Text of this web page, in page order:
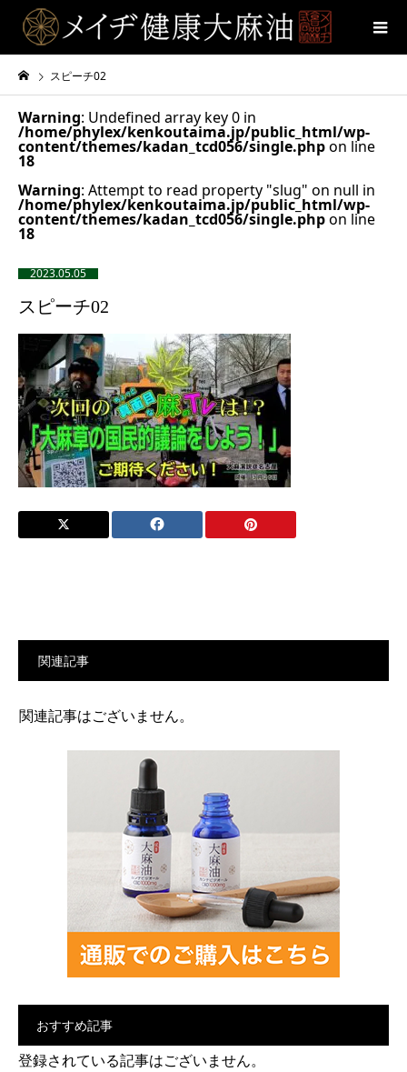
スピーチ02
Warning: Undefined array key 0 in
/home/phylex/kenkoutaima.jp/public_html/wp-
content/themes/kadan_tcd056/single.phpon line
18
Warning: Attempt to read property "slug" on null in
/home/phylex/kenkoutaima.jp/public_html/wp-
content/themes/kadan_tcd056/single.phpon line
18
2023.05.05
スピーチ02
関連記事
関連記事はございません。
おすすめ記事
登録されている記事はございません。